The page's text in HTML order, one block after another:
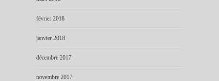
février 2018
janvier 2018
décembre 2017
novembre 2017